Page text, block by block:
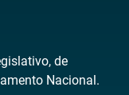
de
Nacional.